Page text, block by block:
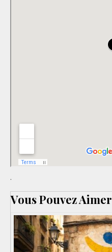
.
Vous Pouvez Aimer